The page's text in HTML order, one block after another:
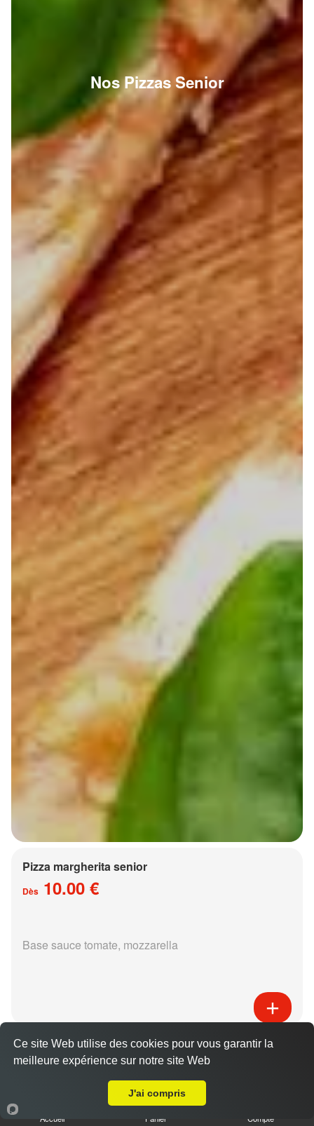
Nos Pizzas Senior
Pizza margherita senior
Dès 10.00 €
Base sauce tomate, mozzarella
Pizza régina senior
Dès15.00 €
Base sauce tomate, mozzarella, jambon,
Accueil Panier Compte
Ce site Web utilise des cookies pour vous garantir la
meilleure expérience sur notre site Web
J'ai compris